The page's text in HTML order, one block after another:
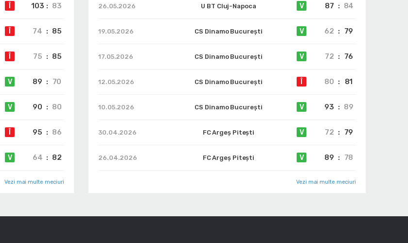
103 : 83
74 : 85
75 : 85
V 89 : 70
V 90 : 80
95 : 86
V 64 : 82
Vezi mai multe meciuri
26.05.2026 U BT Cluj-Napoca V 87 : 84
19.05.2026 CS Dinamo Bucureşti V 62 : 79
17.05.2026 CS Dinamo Bucureşti V 72 : 76
12.05.2026 CS Dinamo Bucureşti 80 : 81
10.05.2026 CS Dinamo Bucureşti V 93 : 89
30.04.2026 FC Argeș Pitești V 72 : 79
26.04.2026 FC Argeș Pitești V 89 : 78
Vezi mai multe meciuri